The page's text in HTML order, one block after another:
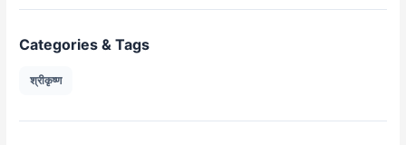
Categories & Tags
श्रीकृष्ण